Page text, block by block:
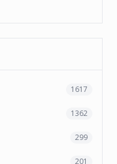
1617
1362
299
201